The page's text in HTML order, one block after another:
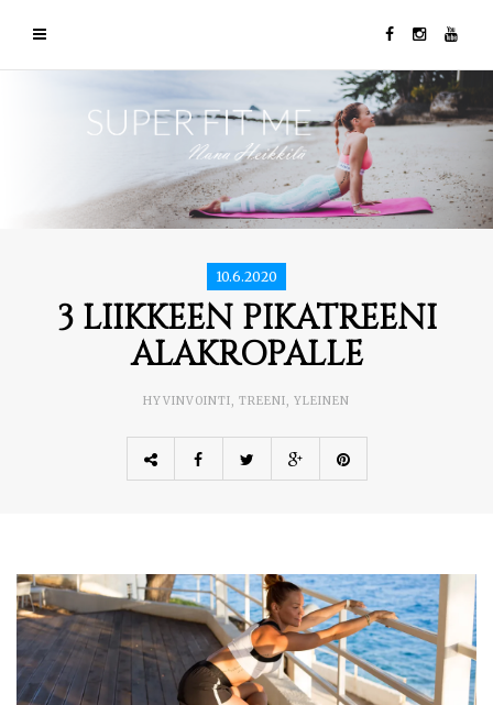
10.6.2020
3 LIIKKEEN PIKATREENI
ALAKROPALLE
HYVINVOINTI, TREENI, YLEINEN